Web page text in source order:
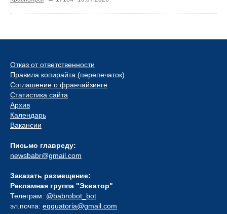
Отказ от ответственности
Правила копирайта (перепечаток)
Соглашение о франчайзинге
Статистика сайта
Архив
Календарь
Вакансии
Письмо главреду:
newsbabr@gmail.com
Заказать размещение:
Рекламная группа "Экватор"
Телеграм: @babrobot_bot
эл.почта: eqquatoria@gmail.com